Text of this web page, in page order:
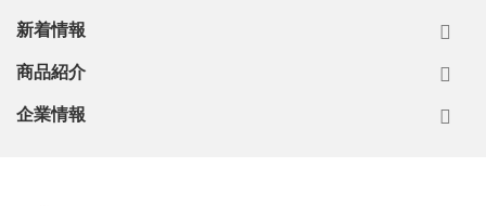
新着情報
商品紹介
企業情報